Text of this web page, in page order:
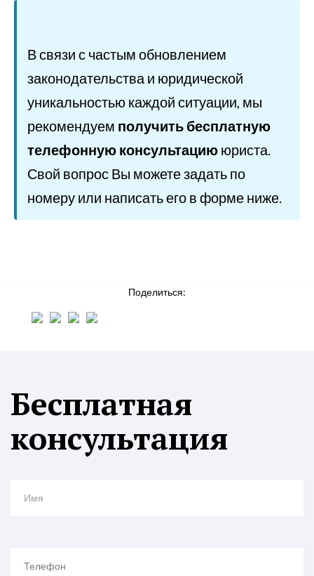
В связи с частым обновлением
законодательства и юридической
уникальностью каждой ситуации, мы
рекомендуем получить бесплатную
телефонную консультацию юриста.
Свой вопрос Вы можете задать по
номеру или написать его в форме ниже.
Поделиться:
Бесплатная
консультация
Имя